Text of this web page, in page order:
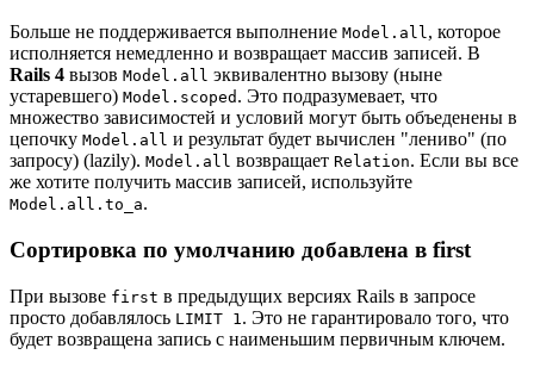
Больше не поддерживается выполнение Model.all, которое
исполняется немедленно и возвращает массив записей. В
Rails 4 вызов Model.all эквивалентно вызову (ныне
устаревшего) Model.scoped . Это подразумевает, что
множество зависимостей и условий могут быть объеденены в
цепочку Model.all и результат будет вычислен "лениво" (по
запросу) (lazily). Model.all возвращает Relation. Если вы все
же хотите получить массив записей, используйте
Model.all.to_a.
Сортировка по умолчанию добавлена в first
При вызове first в предыдущих версиях Rails в запросе
просто добавлялось LIMIT 1 . Это не гарантировало того, что
будет возвращена запись с наименьшим первичным ключем.